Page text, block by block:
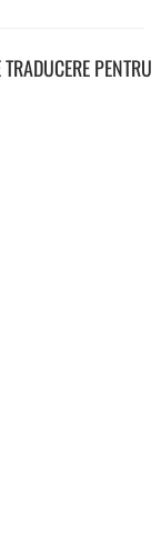
PENTRU